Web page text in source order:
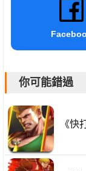
你可能錯過
《快